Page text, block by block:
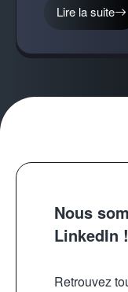
Lire la suite
Nous
LinkedIn !
Retrouvez